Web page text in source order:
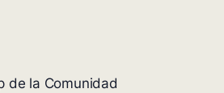
de la Comunidad